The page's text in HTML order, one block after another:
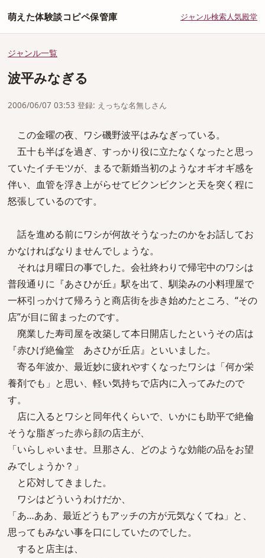
萌えた体験談コピペ保管庫 ジャンル検索人気殿堂
ジャンル一覧
波平みなぎる
2006/06/07 03:53 登録: えっちな名無しさん
この金曜の夜、ワシ磯野波平はみなぎっている。
五十も半ばを過ぎ、すっかり役に立たなくなったと思っ
ていたイチモツが、まるで新婚当初のようなオギオギ感を
伴い、血管を浮き上がらせてビクンビクンと天を突く程に
怒張しているのです。
話を進める前にワシが何故そうなったのかをお話してお
かなければなりませんでしょうな。
それは月曜日の事でした。会社終わりで帰宅中のワシは
普段通りに『あさひが丘』駅を出て、馴染みの小料理屋で
一杯引っかけて帰ろうと商店街を歩き始めたところ、“その
店”が目に留まったのです。
廃業した寿司屋を改築して本日開店したというその店は
『赤ひげ絶倫堂 あさひが丘店』といいました。
寄る年波か、最近妙に疲れやすくなったワシは「何か栄
養剤でも」と思い、軽い気持ちで店内に入ってみたので
す。
店に入るとワシと同年代くらいで、いかにも助平で絶倫
そうな脂ぎった赤ら顔の店主が、
「いらしゃいませ。旦那さん、どのような効能の品をお望
みでしょうか？」
と応対してきました。
ワシはどういうわけだか、
「あ…ああ、最近どうもアッチの方が元気なくてね」と、
思ってもみない事を口にしていたのでした。
すると店主は、